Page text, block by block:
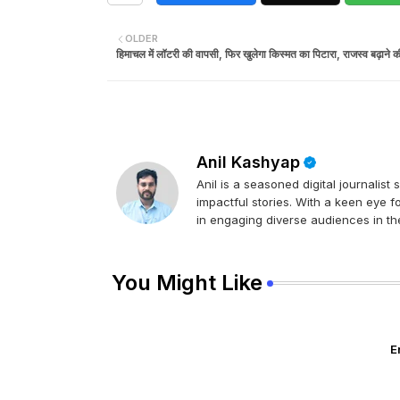
OLDER
हिमाचल में लॉटरी की वापसी, फिर खुलेगा किस्मत का पिटारा, राजस्व बढ़ाने
Anil Kashyap
Anil is a seasoned digital journalist
impactful stories. With a keen eye
in engaging diverse audiences in
You Might Like